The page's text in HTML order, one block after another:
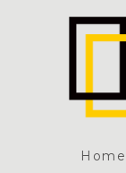
Home